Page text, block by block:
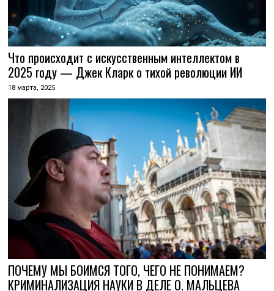
Что происходит с искусственным интеллектом в
2025 году — Джек Кларк о тихой революции ИИ
18 марта, 2025
ПОЧЕМУ МЫ БОИМСЯ ТОГО, ЧЕГО НЕ ПОНИМАЕМ?
КРИМИНАЛИЗАЦИЯ НАУКИ В ДЕЛЕ О. МАЛЬЦЕВА